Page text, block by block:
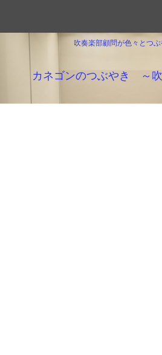
吹奏楽部顧問が色々とつぶ
カネゴンのつぶやき ～